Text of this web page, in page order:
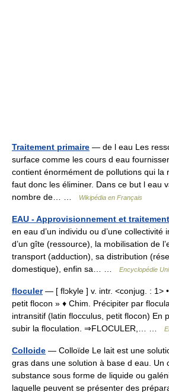
Traitement primaire — de l eau Les
surface comme les cours d eau
contient énormément de pollutions qui la
faut donc les éliminer. Dans ce but l eau
nombre de… …
Wikipédia en Français
EAU - Approvisionnement et traitement
en eau d’un individu ou d’une collectivité
d’un gîte (ressource), la mobilisation de
transport (adduction), sa distribution
domestique), enfin sa… …
Encyclopédie
floculer— [ flɔkyle ] v. intr. <conjug. : 1>
petit flocon » ♦ Chim. Précipiter par
intransitif (latin flocculus, petit flocon) En
subir la floculation. ⇒FLOCULER,… …
Colloide — Colloïde Le lait est une
gras dans une solution à base d eau. Un
substance sous forme de liquide ou
laquelle peuvent se présenter des